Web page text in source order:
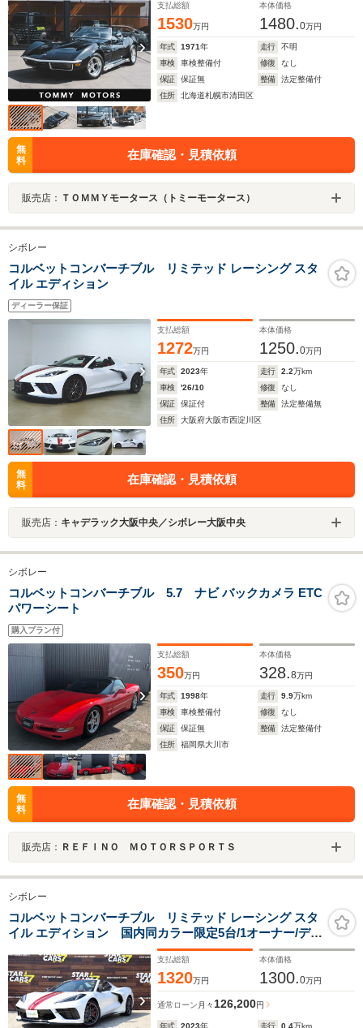
支払総額
1530万円
本体価格
1480.0万円
年式 1971年 走行
不明
車検
車検整備付 修復
なし
保証
保証無 整備
法定整備付
住所
北海道札幌市清田区
無
料
在庫確認・見積依頼
販売店： ＴＯＭＭＹモータース（トミーモータース）
シボレー
コルベットコンバーチブル リミテッド レーシング スタ
イル エディション
ディーラー保証
支払総額
1272万円
本体価格
1250.0万円
年式 2023年 走行 2.2万km
車検
'26/10 修復
なし
保証
保証付 整備
法定整備無
住所
大阪府大阪市西淀川区
無
料
在庫確認・見積依頼
販売店： キャデラック大阪中央／シボレー大阪中央
シボレー
コルベットコンバーチブル 5.7 ナビ バックカメラ ETC
パワーシート
購入プラン付
支払総額
350万円
本体価格
328.8万円
年式 1998年 走行 9.9万km
車検
車検整備付 修復
なし
保証
保証無 整備
法定整備付
住所
福岡県大川市
無
料
在庫確認・見積依頼
販売店： ＲＥＦＩＮＯ ＭＯＴＯＲＳＰＯＲＴＳ
シボレー
コルベットコンバーチブル リミテッド レーシング スタ
イル エディション 国内同カラー限定5台/1オーナー/ディ
ーラー整備/GT2バケットシート/専用20インチ鍛造ホイー
ル/フロントリフト/BOSEサウンド/カーボンフラッシュペ
インテッドドアミラー&リアスポイラー/屋内保管
支払総額
1320万円
本体価格
1300.0万円
通常ローン 月々 126,200円
年式 2023年 走行 0.4万km